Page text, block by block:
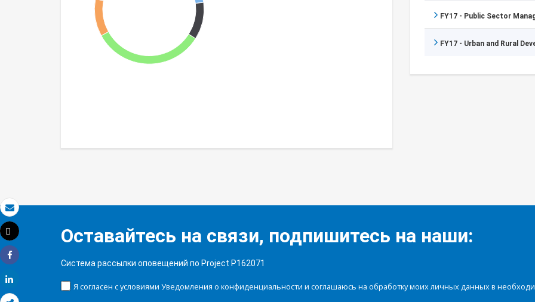
Электронная почта
Распечатать
Tweet
Share
FY17 - Public Sector
FY17 - Urban and Rural
Оставайтесь на связи, подпишитесь на наши:
Система рассылки оповещений по Project P162071
Я согласен с условиями Уведомления о конфиденциальности и соглашаюсь на обработку моих личных данных в